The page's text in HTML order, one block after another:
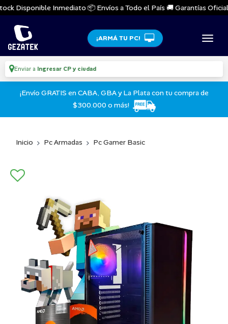
Disponible Inmediato 📦 Envíos a Todo el País 🚚 Garantías
¡ARMÁ TU PC!
Enviar a Ingresar CP y ciudad
¡Envío GRATIS en CABA, GBA y La Plata con tu compra de
$300.000 o más!
Inicio Pc Armadas Pc Gamer Basic